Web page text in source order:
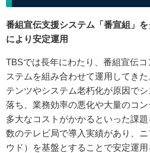
番組宣伝支援システム「番宣組」
により安定運用
TBSでは長年にわたり、番組宣伝
ステムを組み合わせて運用してき
テンツやシステム老朽化が原因で
落ち、業務効率の悪化や大量のコ
多大なコストがかかるといった課
数のテレビ局で導入実績があり、
ウド）を基盤とすることで安定運